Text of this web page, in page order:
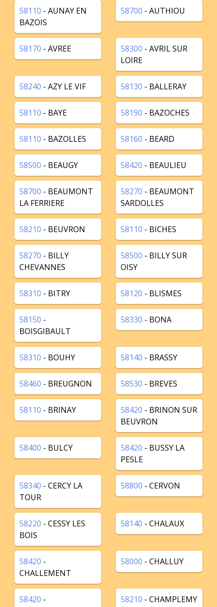
58110 - AUNAY EN
BAZOIS
58700 - AUTHIOU
58170 - AVREE 58300 - AVRIL SUR
LOIRE
58240 - AZY LE VIF 58130 - BALLERAY
58110 - BAYE 58190 - BAZOCHES
58110 - BAZOLLES 58160 - BEARD
58500 - BEAUGY 58420 - BEAULIEU
58700 - BEAUMONT
LA FERRIERE
58270 - BEAUMONT
SARDOLLES
58210 - BEUVRON 58110 - BICHES
58270 - BILLY
CHEVANNES
58500 - BILLY SUR
OISY
58310 - BITRY 58120 - BLISMES
58150 -
BOISGIBAULT
58330 - BONA
58310 - BOUHY 58140 - BRASSY
58460 - BREUGNON 58530 - BREVES
58110 - BRINAY 58420 - BRINON SUR
BEUVRON
58400 - BULCY 58420 - BUSSY LA
PESLE
58340 - CERCY LA
TOUR
58800 - CERVON
58220 - CESSY LES
BOIS
58140 - CHALAUX
58420 -
CHALLEMENT
58000 - CHALLUY
58420 -
58210 - CHAMPLEMY